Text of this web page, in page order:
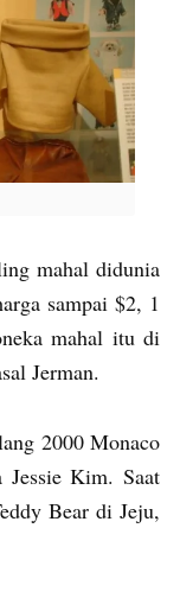
mahal didunia
sampai $2, 1
mahal itu di
Jerman.
2000 Monaco
Jessie Kim. Saat
Bear di Jeju,